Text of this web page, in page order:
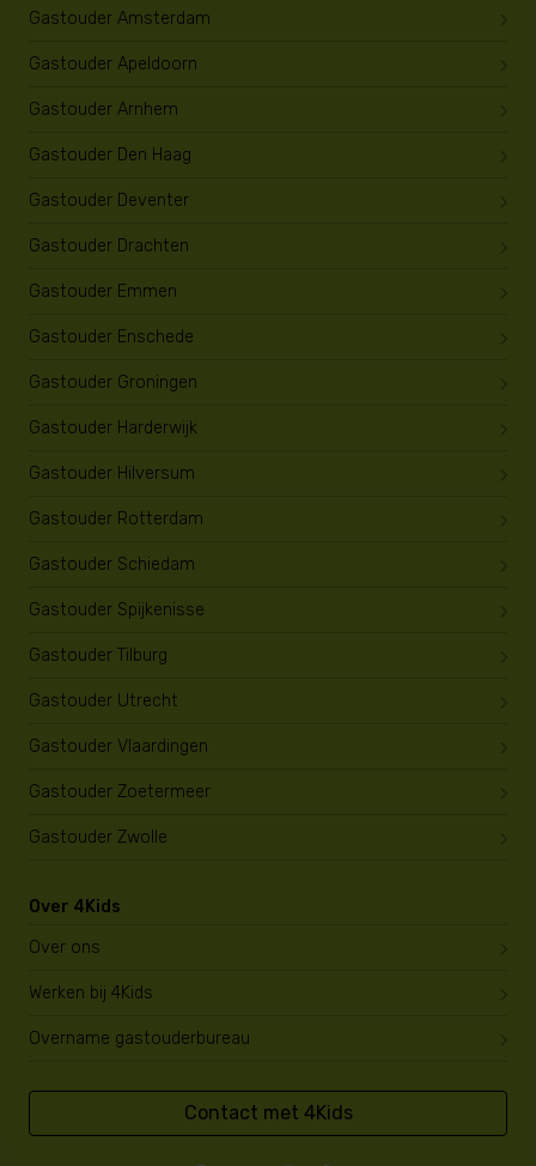
Gastouder Amsterdam
Gastouder Apeldoorn
Gastouder Arnhem
Gastouder Den Haag
Gastouder Deventer
Gastouder Drachten
Gastouder Emmen
Gastouder Enschede
Gastouder Groningen
Gastouder Harderwijk
Gastouder Hilversum
Gastouder Rotterdam
Gastouder Schiedam
Gastouder Spijkenisse
Gastouder Tilburg
Gastouder Utrecht
Gastouder Vlaardingen
Gastouder Zoetermeer
Gastouder Zwolle
Over 4Kids
Over ons
Werken bij 4Kids
Overname gastouderbureau
Contact met 4Kids